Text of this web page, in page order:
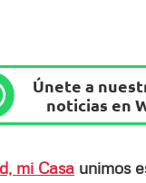
Únete a
noticias en
mi Casa unimos